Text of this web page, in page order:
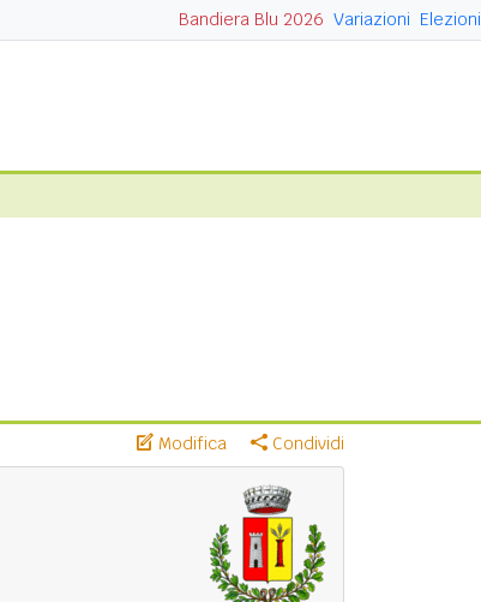
Bandiera Blu 2026 Variazioni Elezioni
Modifica Condividi